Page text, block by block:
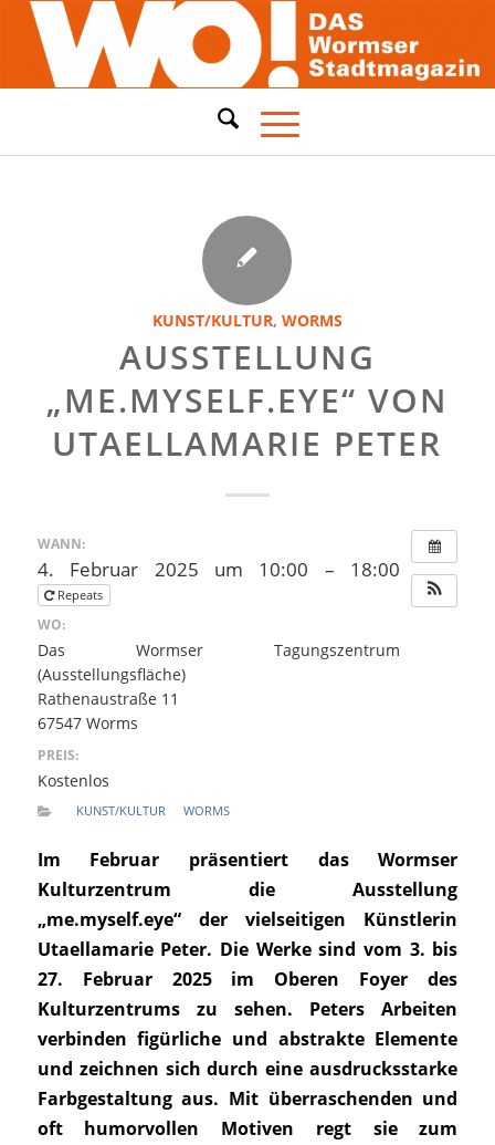
KUNST/KULTUR, WORMS
AUSSTELLUNG
„ME.MYSELF.EYE“ VON
UTAELLAMARIE PETER
WANN:
4. Februar 2025 um 10:00 – 18:00
Repeats
WO:
Das Wormser Tagungszentrum
(Ausstellungsfläche)
Rathenaustraße 11
67547 Worms
PREIS:
Kostenlos
KUNST/KULTUR WORMS
Im Februar präsentiert das Wormser
Kulturzentrum die Ausstellung
„me.myself.eye“ der vielseitigen Künstlerin
Utaellamarie Peter. Die Werke sind vom 3. bis
27. Februar 2025 im Oberen Foyer des
Kulturzentrums zu sehen. Peters Arbeiten
verbinden figürliche und abstrakte Elemente
und zeichnen sich durch eine ausdrucksstarke
Farbgestaltung aus. Mit überraschenden und
oft humorvollen Motiven regt sie zum